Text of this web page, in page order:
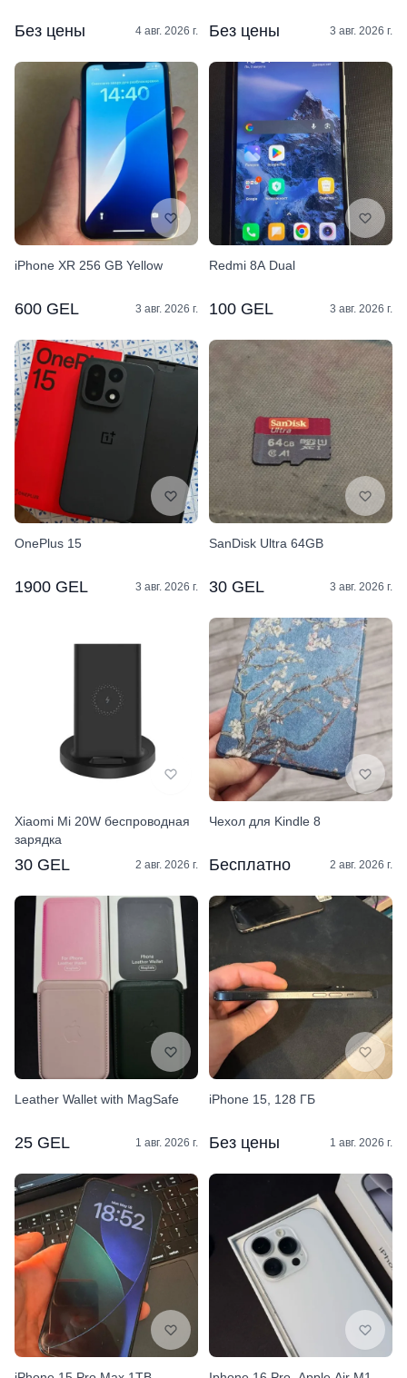
Без цены 4 авг. 2026 г. Без цены 3 авг. 2026 г.
iPhone XR 256 GB Yellow
600 GEL 3 авг. 2026 г.
Redmi 8A Dual
100 GEL 3 авг. 2026 г.
OnePlus 15
1900 GEL 3 авг. 2026 г.
SanDisk Ultra 64GB
30 GEL 3 авг. 2026 г.
Xiaomi Mi 20W беспроводная
зарядка
30 GEL 2 авг. 2026 г.
Чехол для Kindle 8
Бесплатно 2 авг. 2026 г.
Leather Wallet with MagSafe
25 GEL 1 авг. 2026 г.
iPhone 15, 128 ГБ
Без цены 1 авг. 2026 г.